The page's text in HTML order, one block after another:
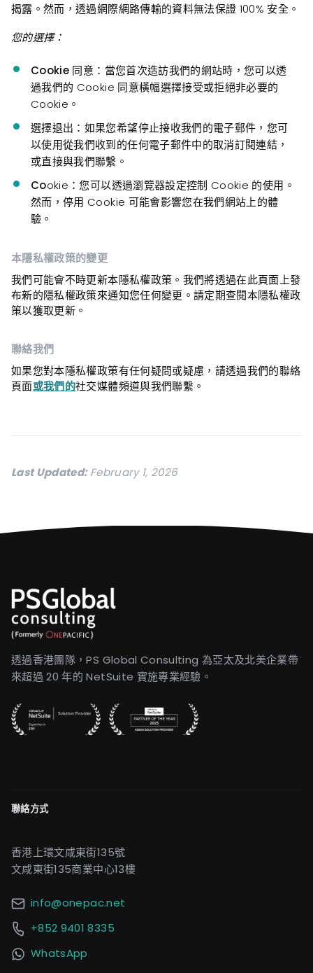
揭露。然而，透過網際網路傳輸的資料無法保證 100% 安全。
您的選擇：
Cookie 同意：當您首次造訪我們的網站時，您可以透
過我們的 Cookie 同意橫幅選擇接受或拒絕非必要的
Cookie。
選擇退出：如果您希望停止接收我們的電子郵件，您可
以使用從我們收到的任何電子郵件中的取消訂閱連結，
或直接與我們聯繫。
Cookie：您可以透過瀏覽器設定控制 Cookie 的使用。
然而，停用 Cookie 可能會影響您在我們網站上的體
驗。
本隱私權政策的變更
我們可能會不時更新本隱私權政策。我們將透過在此頁面上發
布新的隱私權政策來通知您任何變更。請定期查閱本隱私權政
策以獲取更新。
聯絡我們
如果您對本隱私權政策有任何疑問或疑慮，請透過我們的聯絡
頁面或我們的社交媒體頻道與我們聯繫。
Last Updated: February 1, 2026
透過香港團隊，PS Global Consulting 為亞太及北美企業帶
來超過 20 年的 NetSuite 實施專業經驗。
聯絡方式
香港上環文咸東街135號
文咸東街135商業中心13樓
info@onepac.net
+852 9401 8335
WhatsApp